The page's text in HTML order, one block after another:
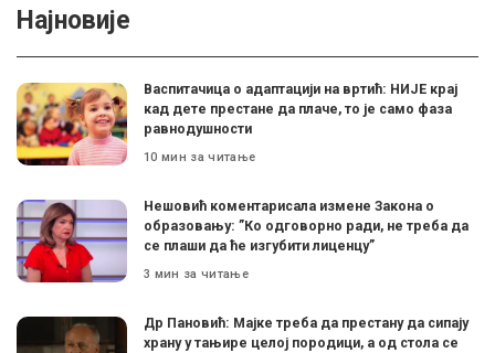
Најновије
Васпитачица о адаптацији на вртић: НИЈЕ крај
кад дете престане да плаче, то је само фаза
равнодушности
10 мин за читање
Нешовић коментарисала измене Закона о
образовању: ”Ко одговорно ради, не треба да
се плаши да ће изгубити лиценцу”
3 мин за читање
Др Пановић: Мајке треба да престану да сипају
храну у тањире целој породици, а од стола се